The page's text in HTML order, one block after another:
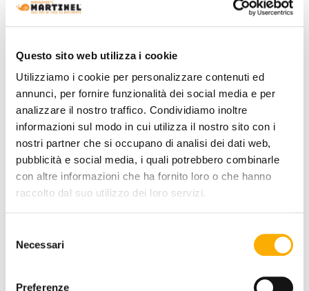
Questo sito web utilizza i cookie
Utilizziamo i cookie per personalizzare contenuti ed
annunci, per fornire funzionalità dei social media e per
analizzare il nostro traffico. Condividiamo inoltre
informazioni sul modo in cui utilizza il nostro sito con i
nostri partner che si occupano di analisi dei dati web,
pubblicità e social media, i quali potrebbero combinarle
con altre informazioni che ha fornito loro o che hanno
raccolto dal suo utilizzo dei loro servizi.
delNecessari
Preferenze
Bonaldo
Itala Bonaldo - Chair